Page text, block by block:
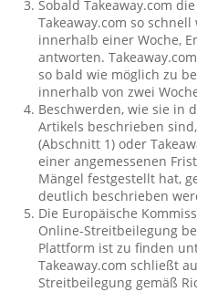
Sobald Takeaway.com
Takeaway.com so
innerhalb einer Woche,
antworten.
so bald wie möglich zu
innerhalb von zwei
Beschwerden, wie sie in
Artikels beschrieben
(Abschnitt 1) oder
einer angemessenen
Mängel festgestellt hat,
deutlich beschrieben
Die Europäische
Online-Streitbeilegung
Plattform ist zu finden
Takeaway.com schließt
Streitbeilegung gemäß